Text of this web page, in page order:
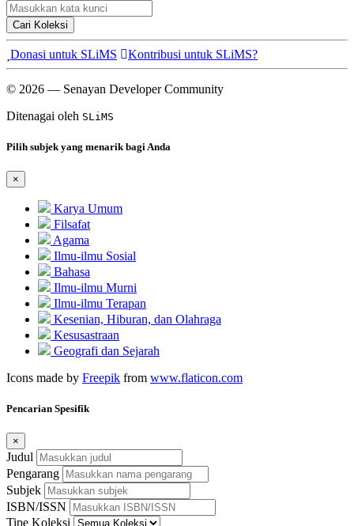
Cari Koleksi
Donasi untuk SLiMS Kontribusi untuk SLiMS?
© 2026 — Senayan Developer Community
Ditenagai oleh SLiMS
Pilih subjek yang menarik bagi Anda
×
Karya Umum
Filsafat
Agama
Ilmu-ilmu Sosial
Bahasa
Ilmu-ilmu Murni
Ilmu-ilmu Terapan
Kesenian, Hiburan, dan Olahraga
Kesusastraan
Geografi dan Sejarah
Icons made by Freepik from www.flaticon.com
Pencarian Spesifik
×
Judul
Pengarang
Subjek
ISBN/ISSN
Tipe Koleksi